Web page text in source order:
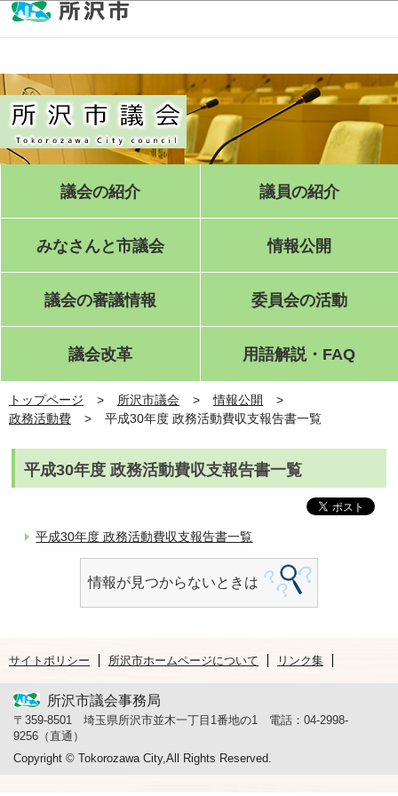
このページの本文へ移動
議会の紹介 議員の紹介
みなさんと市議会 情報公開
議会の審議情報 委員会の活動
議会改革 用語解説・FAQ
トップページ 所沢市議会
情報公開
政務活動費
平成30年度 政務活動費収支報告書一覧
平成30年度 政務活動費収支報告書一覧
平成30年度 政務活動費収支報告書一覧
情報が見つからないときは
サイトポリシー 所沢市ホームページについて リンク集
所沢市議会事務局
〒359-8501 埼玉県所沢市並木一丁目1番地の1 電話：04-2998-
9256（直通）
Copyright © Tokorozawa City,All Rights Reserved.